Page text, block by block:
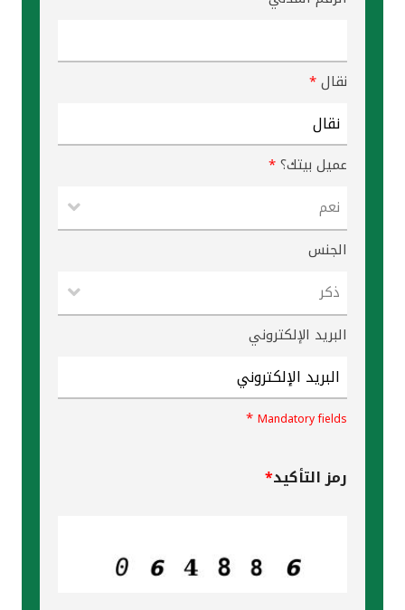
مواقع الفروع وأجهزة الصرف الآلي
ألمانيا
ماليزيا
تركيا
مصر
مملكة البحرين
نقال*
عميل بيتك؟*
الجنس
البريد الإلكتروني
Mandatory fields
*
رمز التأكيد*